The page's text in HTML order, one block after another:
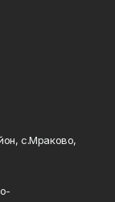
с.Мраково,